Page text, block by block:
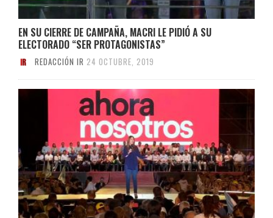
EN SU CIERRE DE CAMPAÑA, MACRI LE PIDIÓ A SU
ELECTORADO “SER PROTAGONISTAS”
REDACCIÓN IR 24 OCTUBRE, 2019